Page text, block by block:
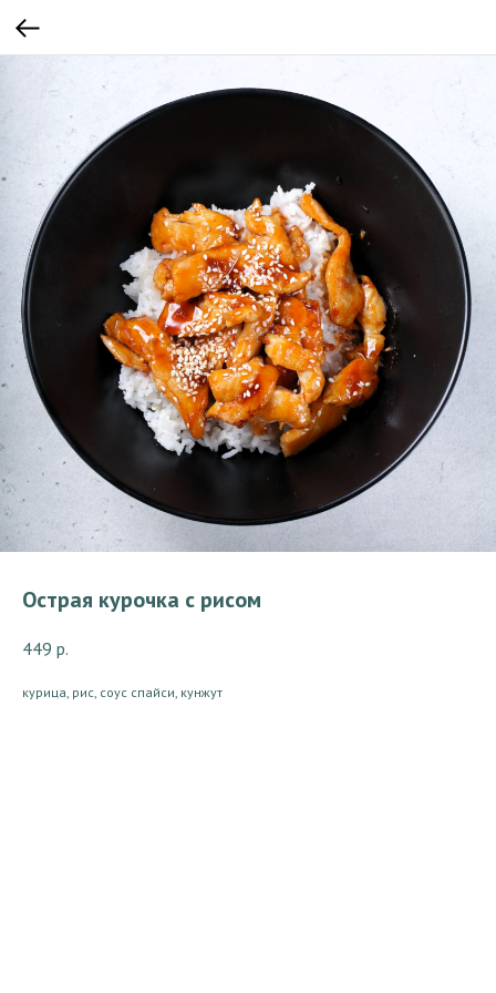
Острая курочка с рисом
449 р.
курица, рис, соус спайси, кунжут